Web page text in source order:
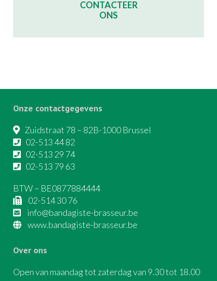
CONTACTEER
ONS
Onze contactgegevens
Zuidstraat 78 – 82B-1000 Brussel
02-513 44 82
02-513 29 74
02-513 79 63
BTW – BE0877884444
02-514 30 76
info@bandagiste-brasseur.be
www.bandagiste-brasseur.be
Over ons
Open van maandag tot zaterdag van 9.30 tot 18.00